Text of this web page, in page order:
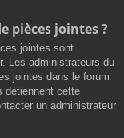
pièces jointes ?
jointes sont
Les administrateurs du
jointes dans le forum
détiennent cette
un administrateur